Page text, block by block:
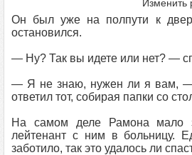
Изменить
Он был уже на полпути к
остановился.
— Ну? Так вы идете или нет? —
— Я не знаю, нужен ли я вам, —
ответил тот, собирая папки со
На самом деле Рамона мало
лейтенант с ним в больницу.
заботило, так это удалось ли